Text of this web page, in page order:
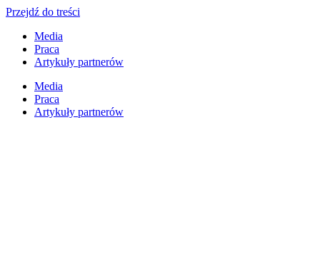
Przejdź do treści
Media
Praca
Artykuły partnerów
Media
Praca
Artykuły partnerów